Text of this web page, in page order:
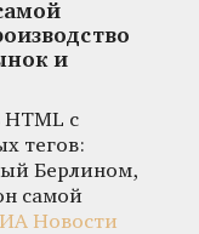
и
с
тегов:
Берлином,
самой
Новости